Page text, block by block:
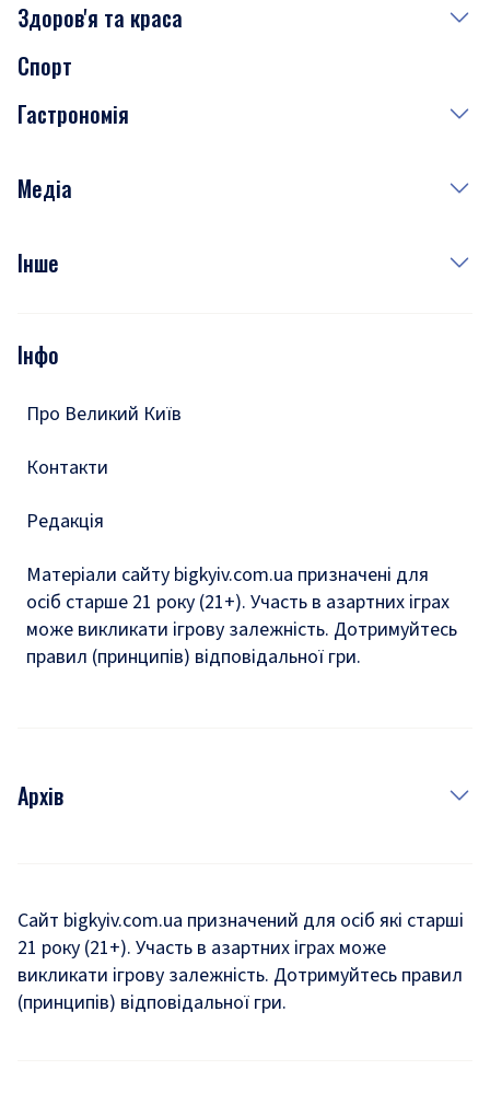
Сьогодні
Завтра
Субота
Здоров'я та краса
Медицина
Краса
Спорт
Гастрономія
Рецепти
Медіа
Фото
Подкасти
Інше
Тести
Інфо
Про Великий Київ
Контакти
Редакція
Матеріали сайту bigkyiv.com.ua призначені для
осіб старше 21 року (21+). Участь в азартних іграх
може викликати ігрову залежність. Дотримуйтесь
правил (принципів) відповідальної гри.
Архів
Комуналка
Хроніки війни
Сайт bigkyiv.com.ua призначений для осіб які старші
21 року (21+). Участь в азартних іграх може
викликати ігрову залежність. Дотримуйтесь правил
(принципів) відповідальної гри.